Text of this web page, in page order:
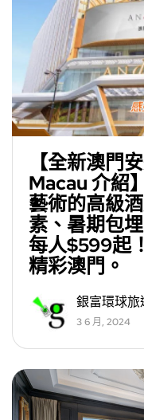
【全新澳門
Macau 介紹
藝術的高級
素、暑期包
每人$599起
精彩澳門。
銀富環球旅
3 6 月, 2024